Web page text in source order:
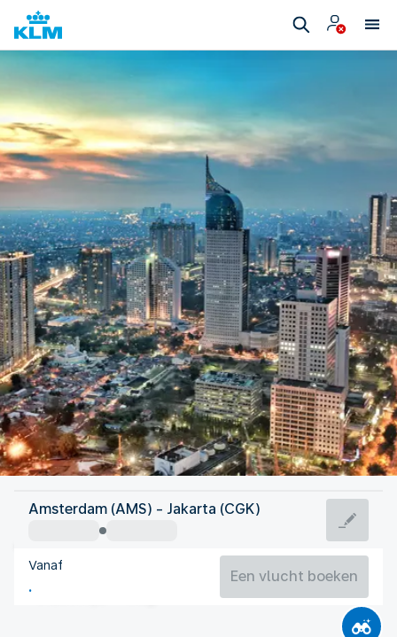
Indonesië
Jakarta
Indonesië
Amsterdam (AMS) - Jakarta (CGK)
Vanaf
Een vlucht boeken